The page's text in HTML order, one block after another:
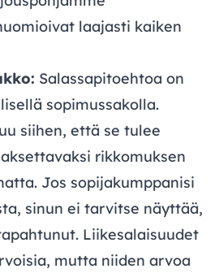
laajasti kaiken
Salassapitoehtoa on
sopimussakolla.
siihen, että se tulee
rikkomuksen
Jos sopijakumppanisi
sinun ei tarvitse näyttää,
Liikesalaisuudet
mutta niiden arvoa